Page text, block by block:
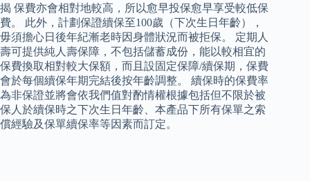
揭 保費亦會相對地較高，所以愈早投保愈早享受較低保
費。 此外，計劃保證續保至100歲（下次生日年齡），
毋須擔心日後年紀漸老時因身體狀況而被拒保。 定期人
壽可提供純人壽保障，不包括儲蓄成份，能以較相宜的
保費換取相對較大保額，而且設固定保障/續保期，保費
會於每個續保年期完結後按年齡調整。 續保時的保費率
為非保證並將會依我們值對酌情權根據包括但不限於被
保人於續保時之下次生日年齡、本產品下所有保單之索
償經驗及保單續保率等因素而訂定。